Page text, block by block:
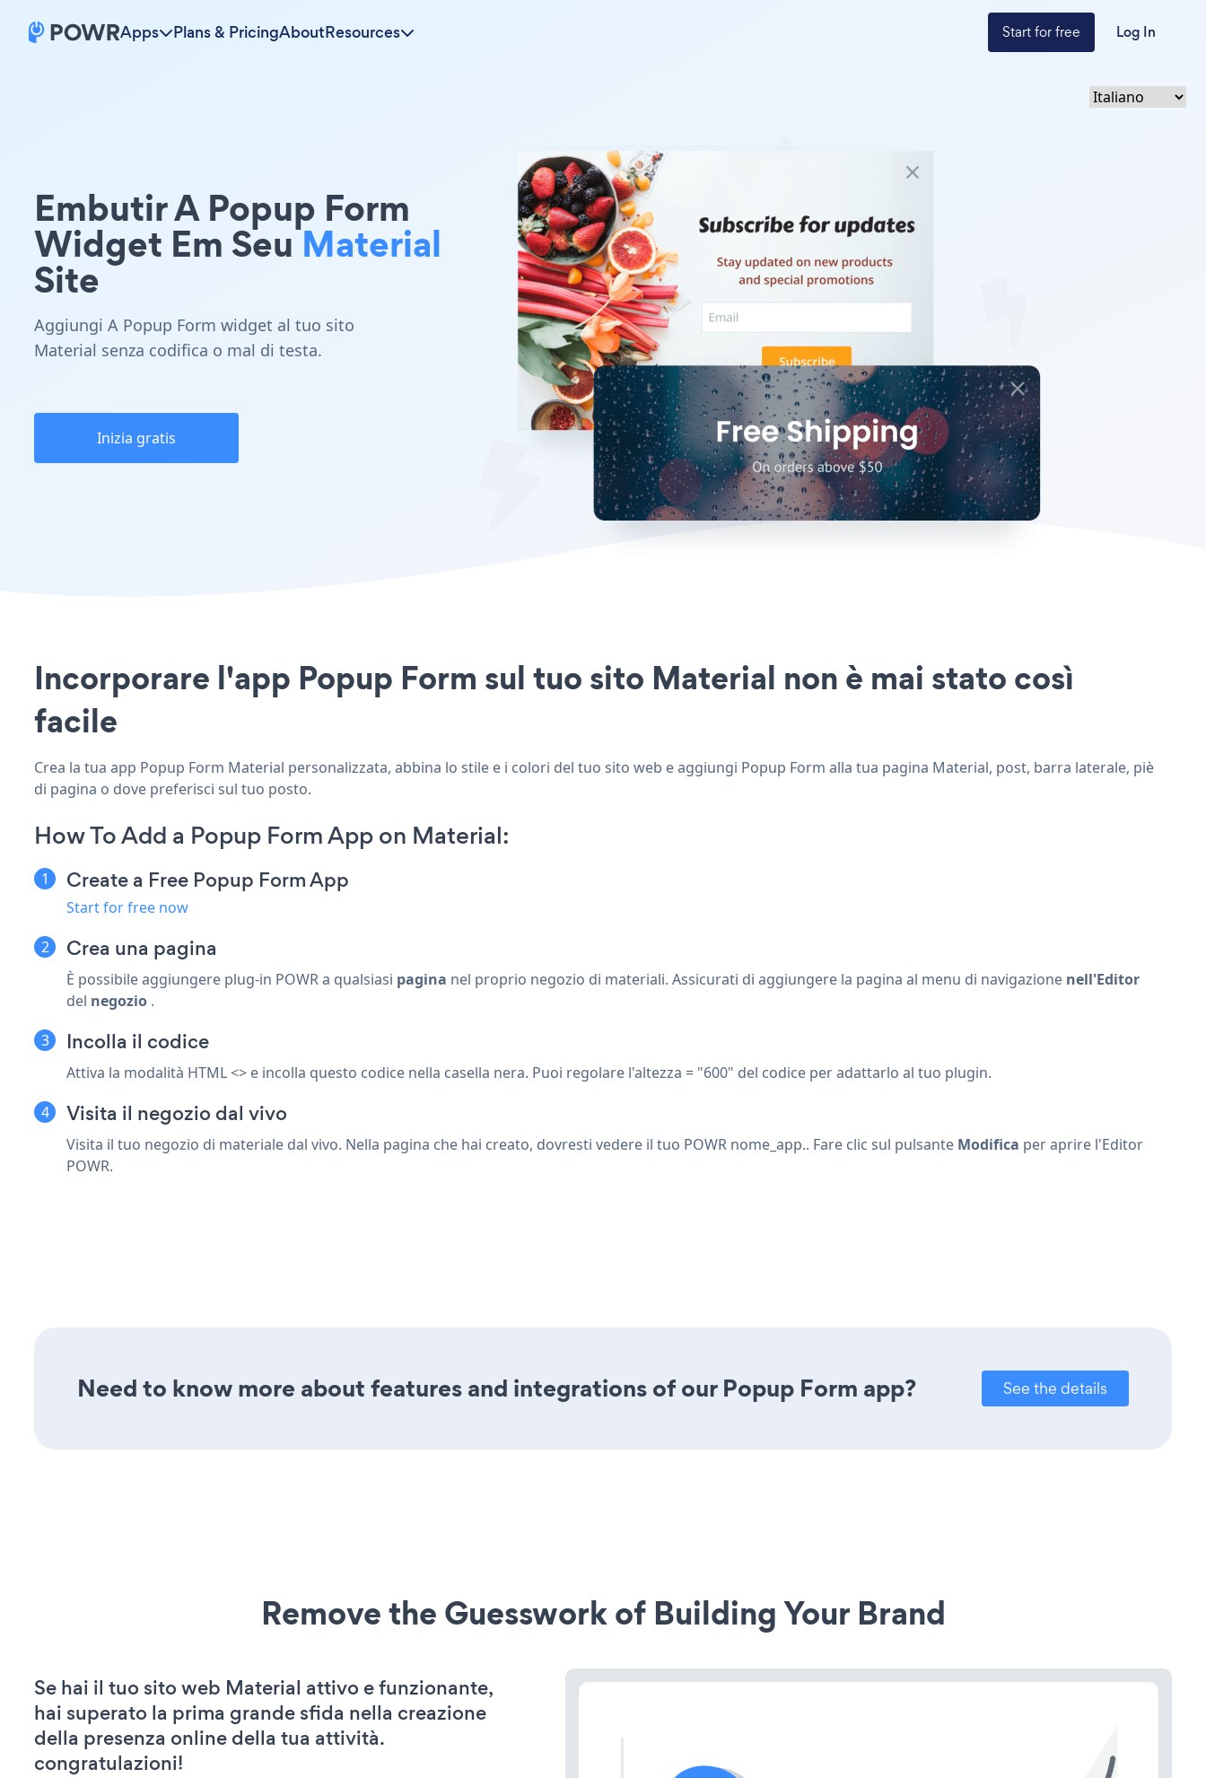
Apps Plans & PricingAboutResources Start for free Log In
Embutir A Popup Form
Widget Em SeuMaterial
Site
Aggiungi A Popup Form widget al tuo sito
Material senza codifica o mal di testa.
Inizia gratis
Incorporare l'app Popup Form sul tuo sito Material non è mai stato così
facile
Crea la tua app Popup Form Material personalizzata, abbina lo stile e i colori del tuo sito web e aggiungi Popup Form alla tua pagina Material, post, barra laterale, piè
di pagina o dove preferisci sul tuo posto.
How To Add a Popup Form App on Material:
Create a Free Popup Form App
Start for free now
Crea una pagina
È possibile aggiungere plug-in POWR a qualsiasi pagina nel proprio negozio di materiali. Assicurati di aggiungere la pagina al menu di navigazione nell'Editor
del negozio .
Incolla il codice
Attiva la modalità HTML <> e incolla questo codice nella casella nera. Puoi regolare l'altezza = "600" del codice per adattarlo al tuo plugin.
Visita il negozio dal vivo
Visita il tuo negozio di materiale dal vivo. Nella pagina che hai creato, dovresti vedere il tuo POWR nome_app.. Fare clic sul pulsante Modifica per aprire l'Editor
POWR.
Need to know more about features and integrations of our Popup Form app? See the details
Remove the Guesswork of Building Your Brand
Se hai il tuo sito web Material attivo e funzionante,
hai superato la prima grande sfida nella creazione
della presenza online della tua attività.
congratulazioni!